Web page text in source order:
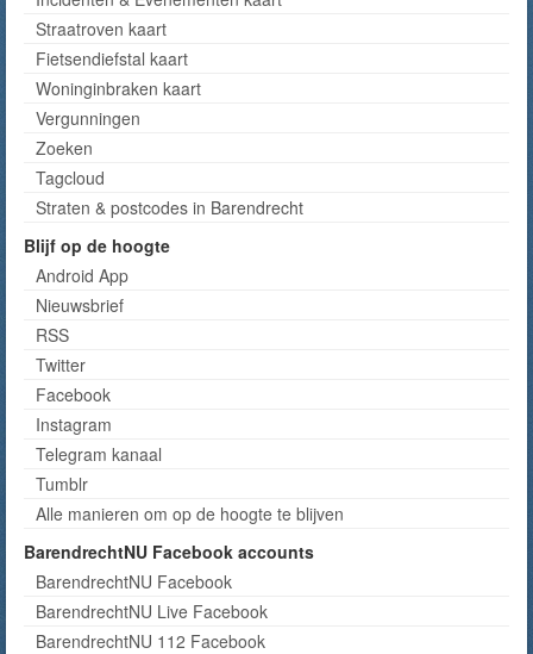
Straatroven kaart
Fietsendiefstal kaart
Woninginbraken kaart
Vergunningen
Zoeken
Tagcloud
Straten & postcodes in Barendrecht
Blijf op de hoogte
Android App
Nieuwsbrief
RSS
Twitter
Facebook
Instagram
Telegram kanaal
Tumblr
Alle manieren om op de hoogte te blijven
BarendrechtNU Facebook accounts
BarendrechtNU Facebook
BarendrechtNU Live Facebook
BarendrechtNU 112 Facebook